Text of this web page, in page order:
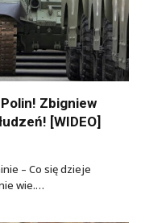
Zbigniew
[WIDEO]
– Co się dzieje
wie.…